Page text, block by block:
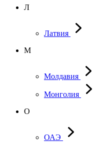
Л
Латвия
М
Молдавия
Монголия
О
ОАЭ